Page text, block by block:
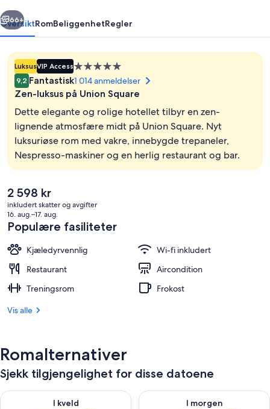
Bar (på overnattingsstedet)
Neste
66+
OversiktRomBeliggenhetRegler
LuksusVIP AccessOvernattingssted
med
5.0
9,2 Fantastisk1 014 anmeldelser
Zen-luksus på Union Square
Dette elegante og rolige hotellet tilbyr en zen-
lignende atmosfære midt på Union Square. Nyt
luksuriøse rom med vakre, innebygde trepaneler,
Nespresso-maskiner og en herlig restaurant og bar.
Den
nåværende
prisen
er
2 598 kr
2 598 kr
inkludert skatter og avgifter
16. aug.–17. aug.
Populære fasiliteter
Kjæledyrvennlig
Wi-fi inkludert
Restaurant
Aircondition
Treningsrom
Frokost
Vis alle
Romalternativer
Sjekk tilgjengelighet for disse datoene
I kveld
Sjekk tilgjengelighet for i kveld, aug. 9 - aug. 10
I morgen
Sjekk tilgjengelighet for i